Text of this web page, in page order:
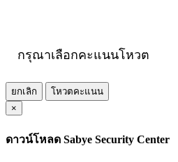
กรุณาเลือกคะแนนโหวต
ยกเลิก
โหวตคะแนน
×
ดาวน์โหลด Sabye Security Center